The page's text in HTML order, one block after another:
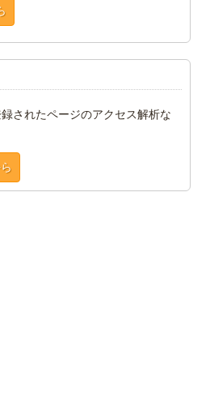
されたページのアクセス解析な